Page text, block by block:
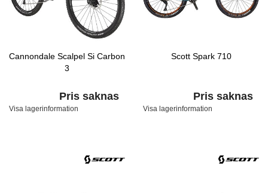
Cannondale Scalpel Si Carbon
3
Pris saknas
Visa lagerinformation
Scott Spark 710
Pris saknas
Visa lagerinformation